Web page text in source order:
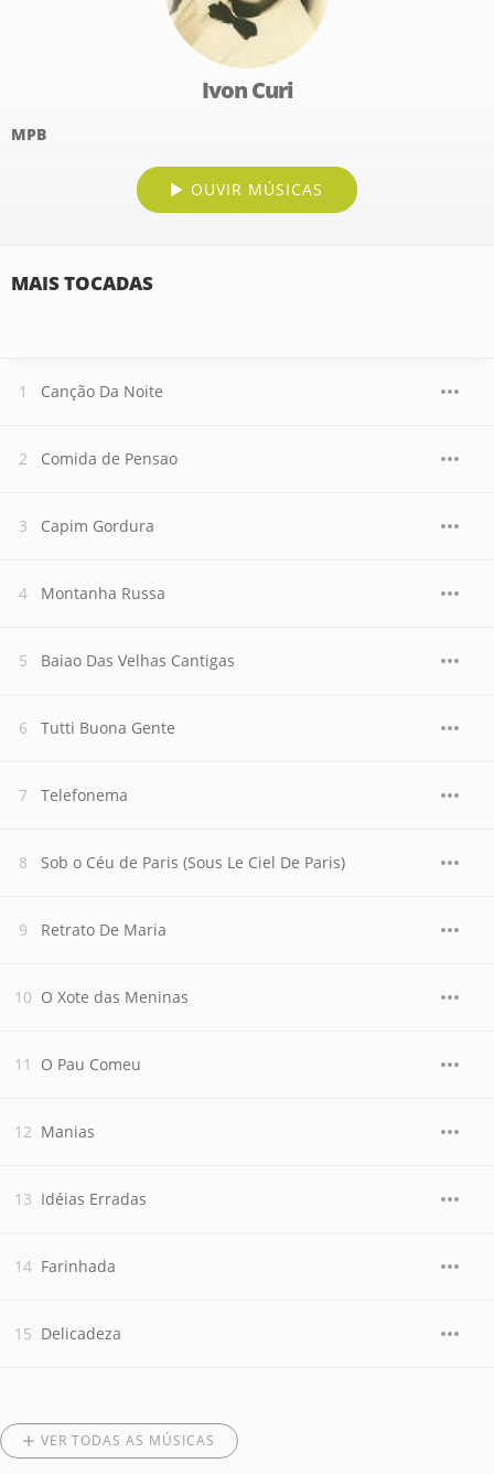
Ivon Curi
MPB
OUVIR MÚSICAS
MAIS TOCADAS
Canção Da Noite
Comida de Pensao
Capim Gordura
Montanha Russa
Baiao Das Velhas Cantigas
Tutti Buona Gente
Telefonema
Sob o Céu de Paris (Sous Le Ciel De Paris)
Retrato De Maria
O Xote das Meninas
O Pau Comeu
Manias
Idéias Erradas
Farinhada
Delicadeza
VER TODAS AS MÚSICAS